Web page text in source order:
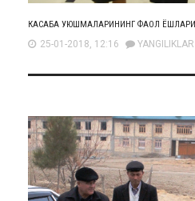
КАСАБА УЮШМАЛАРИНИНГ ФАОЛ ЁШЛАРИ
25-01-2018, 12:16 YANGILIKLAR